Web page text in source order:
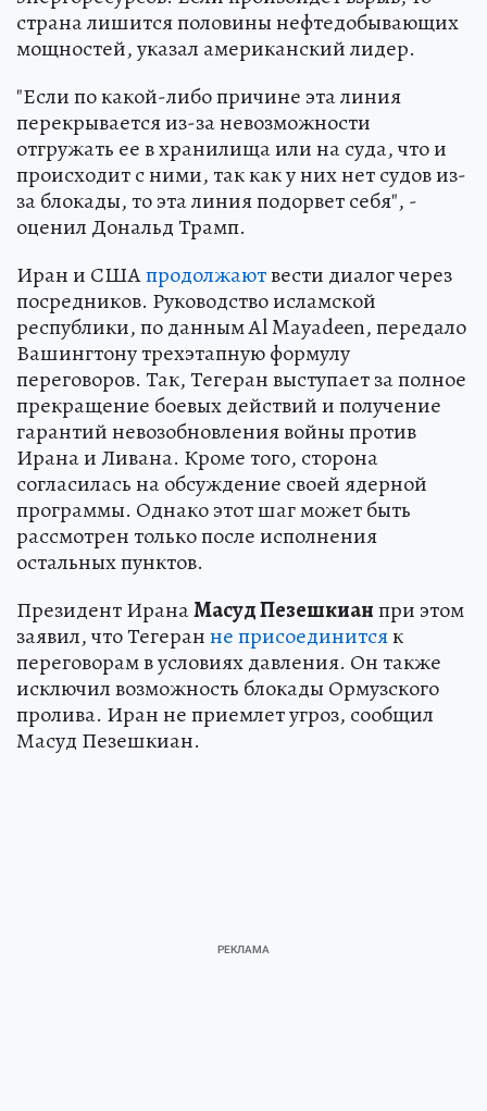
страна лишится половины нефтедобывающих
мощностей, указал американский лидер.
"Если по какой-либо причине эта линия
перекрывается из-за невозможности
отгружать ее в хранилища или на суда, что и
происходит с ними, так как у них нет судов из-
за блокады, то эта линия подорвет себя", -
оценил Дональд Трамп.
Иран и СШАпродолжаютвести диалог через
посредников. Руководство исламской
республики, по данным Al Mayadeen, передало
Вашингтону трехэтапную формулу
переговоров. Так, Тегеран выступает за полное
прекращение боевых действий и получение
гарантий невозобновления войны против
Ирана и Ливана. Кроме того, сторона
согласилась на обсуждение своей ядерной
программы. Однако этот шаг может быть
рассмотрен только после исполнения
остальных пунктов.
Президент ИранаМасуд Пезешкианпри этом
заявил, что Тегеранне присоединитсяк
переговорам в условиях давления. Он также
исключил возможность блокады Ормузского
пролива. Иран не приемлет угроз, сообщил
Масуд Пезешкиан.